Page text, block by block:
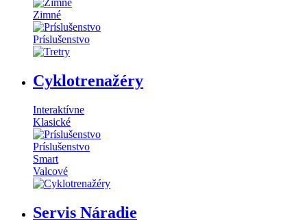
Zimné
Príslušenstvo
Cyklotrenažéry
Interaktívne
Klasické
Príslušenstvo
Smart
Valcové
Servis Náradie